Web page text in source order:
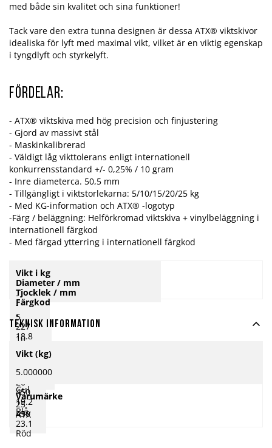
med både sin kvalitet och sina funktioner!
Tack vare den extra tunna designen är dessa ATX® viktskivor
idealiska för lyft med maximal vikt, vilket är en viktig egenskap
i tyngdlyft och styrkelyft.
Fördelar:
- ATX® viktskiva med hög precision och finjustering
- Gjord av massivt stål
- Maskinkalibrerad
- Väldigt låg vikttolerans enligt internationell
konkurrensstandard +/- 0,25% / 10 gram
- Inre diameterca. 50,5 mm
- Tillgängligt i viktstorlekarna: 5/10/15/20/25 kg
- Med KG-information och ATX® -logotyp
-Färg / beläggning: Helförkromad viktskiva + vinylbeläggning i
internationell färgkod
- Med färgad ytterring i internationell färgkod
Vikt i kg
-
5
10
15
20
25
Diameter / mm
-
227
325
400
450
450
Tjocklek / mm
-
18.8
18.4
19.2
23.1
Färgkod
Grön
Gul
Blå
Röd
Teknisk information
information
Vikt (kg)
5.000000
Varumärke
ATX